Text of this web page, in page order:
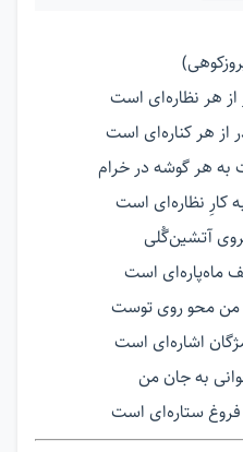
هر نظاره‌ای است
هر کناره‌ای است
هر گوشه در خرام
کارِ نظاره‌ای است
آتشین‌گُلی
ماه‌پاره‌ای است
من محو روی توست
اشاره‌ای است
به جان من
ستاره‌ای است